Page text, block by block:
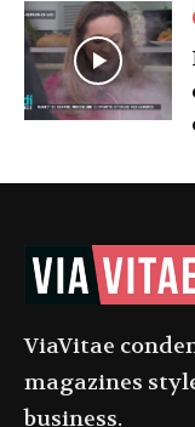
ViaVitae
magazines
business.